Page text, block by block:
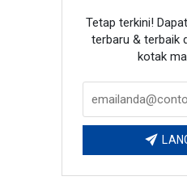
Tetap terkini!
terbaru & terbaik
kotak